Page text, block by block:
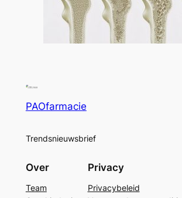
PAOfarmacie
Trendsnieuwsbrief
Over
Team
Privacy
Privacybeleid